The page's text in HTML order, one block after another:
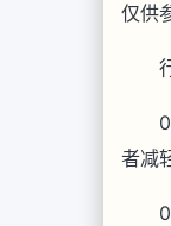
仅供
者减